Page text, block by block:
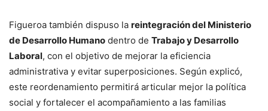
Figueroa también dispuso la reintegración del Ministerio
de Desarrollo Humano dentro de Trabajo y Desarrollo
Laboral, con el objetivo de mejorar la eficiencia
administrativa y evitar superposiciones. Según explicó,
este reordenamiento permitirá articular mejor la política
social y fortalecer el acompañamiento a las familias